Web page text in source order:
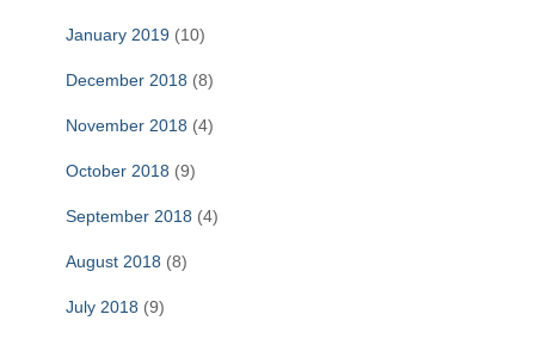
January 2019 (10)
December 2018 (8)
November 2018 (4)
October 2018 (9)
September 2018 (4)
August 2018 (8)
July 2018 (9)